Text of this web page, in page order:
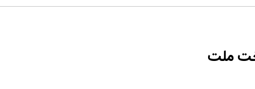
ملت